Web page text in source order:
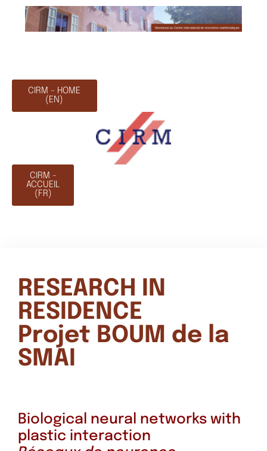
CIRM - HOME
(EN)
CIRM -
ACCUEIL
(FR)
RESEARCH IN
RESIDENCE
Projet BOUM de la
SMAI
Biological neural networks with
plastic interaction